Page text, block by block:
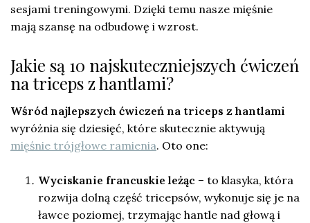
sesjami treningowymi. Dzięki temu nasze mięśnie
mają szansę na odbudowę i wzrost.
Jakie są 10 najskuteczniejszych ćwiczeń
na triceps z hantlami?
Wśród najlepszych ćwiczeń na triceps z hantlami
wyróżnia się dziesięć, które skutecznie aktywują
mięśnie trójgłowe ramienia. Oto one:
Wyciskanie francuskie leżąc – to klasyka, która
rozwija dolną część tricepsów, wykonuje się je na
ławce poziomej, trzymając hantle nad głową i